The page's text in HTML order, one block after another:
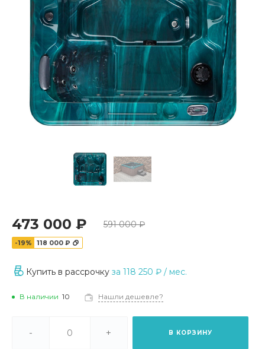
473 000 ₽ 591 000 ₽
-19% 118 000 ₽
Купить в рассрочку за 118 250 ₽ / мес.
В наличии 10 Нашли дешевле?
- + В КОРЗИНУ